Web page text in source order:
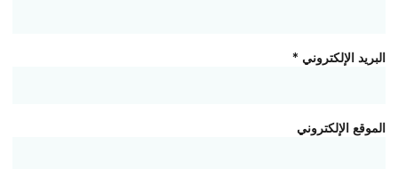
البريد الإلكتروني *
الموقع الإلكتروني